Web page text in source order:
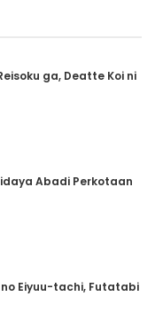
ga, Deatte Koi ni
Abadi Perkotaan
Eiyuu-tachi, Futatabi